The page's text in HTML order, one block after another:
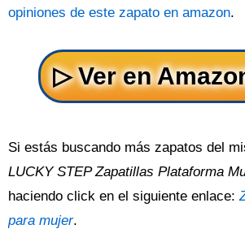
opiniones de este zapato en amazon.
Si estás buscando más zapatos del
LUCKY STEP Zapatillas Plataforma
haciendo click en el siguiente enlace:
para mujer.